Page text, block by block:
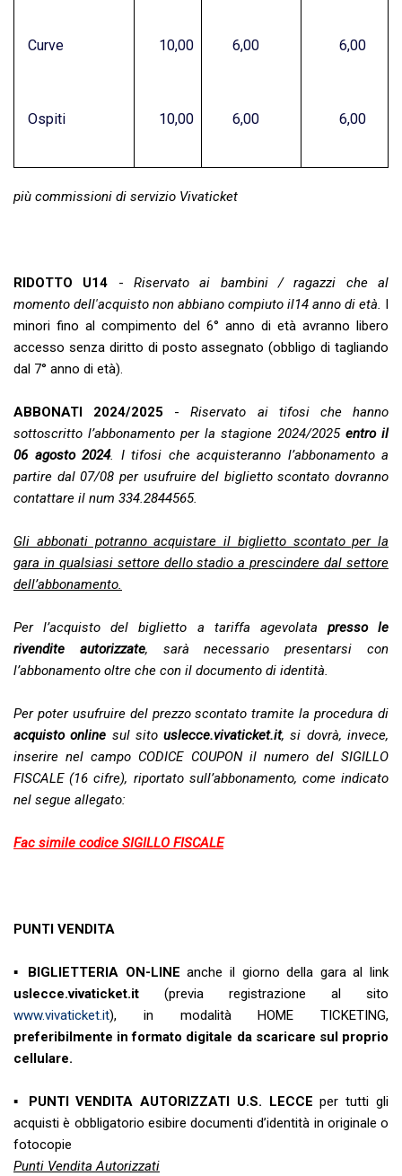
Curve 10,00 6,00 6,00
Ospiti 10,00 6,00 6,00
più commissioni di servizio Vivaticket
RIDOTTO U14 -Riservato ai bambini / ragazzi che al
momento dell'acquisto non abbiano compiuto il14 anno di età. I
minori fino al compimento del 6° anno di età avranno libero
accesso senza diritto di posto assegnato (obbligo di tagliando
dal 7° anno di età).
ABBONATI 2024/2025 -Riservato ai tifosi che hanno
sottoscritto l’abbonamento per la stagione 2024/2025 entro il
06 agosto 2024. I tifosi che acquisteranno l’abbonamento a
partire dal 07/08 per usufruire del biglietto scontato dovranno
contattare il num 334.2844565.
Gli abbonati potranno acquistare il biglietto scontato per la
gara in qualsiasi settore dello stadio a prescindere dal settore
dell’abbonamento.
Per l’acquisto del biglietto a tariffa agevolata presso le
rivendite autorizzate, sarà necessario presentarsi con
l’abbonamento oltre che con il documento di identità.
Per poter usufruire del prezzo scontato tramite la procedura di
acquisto online sul sitouslecce.vivaticket.it, si dovrà, invece,
inserire nel campo CODICE COUPON il numero del SIGILLO
FISCALE (16 cifre), riportato sull’abbonamento, come indicato
nel segue allegato:
Fac simile codice SIGILLO FISCALE
PUNTI VENDITA
▪ BIGLIETTERIA ON-LINE anche il giorno della gara al link
uslecce.vivaticket.it (previa registrazione al sito
www.vivaticket.it), in modalità HOME TICKETING,
preferibilmente in formato digitale da scaricare sul proprio
cellulare.
▪ PUNTI VENDITA AUTORIZZATI U.S. LECCEper tutti gli
acquisti è obbligatorio esibire documenti d’identità in originale o
fotocopie
Punti Vendita Autorizzati